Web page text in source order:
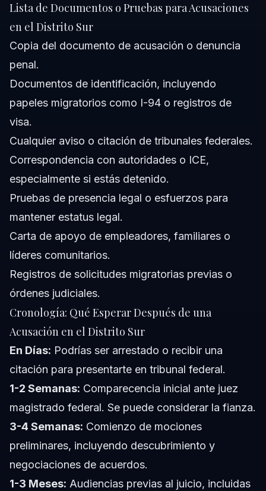
Lista de Documentos o Pruebas para Acusaciones
en el Distrito Sur
Copia del documento de acusación o denuncia
penal.
Documentos de identificación, incluyendo
papeles migratorios como I-94 o registros de
visa.
Cualquier aviso o citación de tribunales federales.
Correspondencia con autoridades o ICE,
especialmente si estás detenido.
Pruebas de presencia legal o esfuerzos para
mantener estatus legal.
Carta de apoyo de empleadores, familiares o
líderes comunitarios.
Registros de solicitudes migratorias previas o
órdenes judiciales.
Cronología: Qué Esperar Después de una
Acusación en el Distrito Sur
En Días: Podrías ser arrestado o recibir una
citación para presentarte en tribunal federal.
1-2 Semanas: Comparecencia inicial ante juez
magistrado federal. Se puede considerar la fianza.
3-4 Semanas: Comienzo de mociones
preliminares, incluyendo descubrimiento y
negociaciones de acuerdos.
1-3 Meses: Audiencias previas al juicio, incluidas